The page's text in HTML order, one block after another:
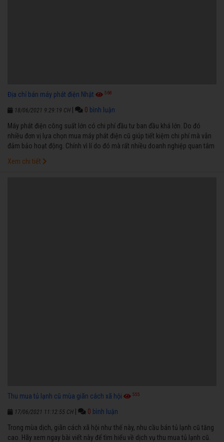
Địa chỉ bán máy phát điện Nhật 568
18/06/2021 9:29:19 CH 0 bình luận
Máy phát điện công suất lớn có chi phí đầu tư ban đầu khá lớn. Do đó
nhiều đơn vị lựa chọn mua máy phát điện cũ giúp tiết kiệm chi phí mà vẫn
đảm bảo hoạt động. Chính vì lí do đó mà rất nhiều doanh nghiệp quan tâm
Xem chi tiết
Thu mua tủ lạnh cũ mùa giãn cách xã hội 555
17/06/2021 11:12:55 CH 0 bình luận
Trong mùa dịch, giãn cách xã hội như thế này, nhu cầu bán tủ lạnh cũ tăng
cao. Hãy xem ngay bài viết này để tìm hiểu về dịch vụ thu mua tủ lạnh cũ.